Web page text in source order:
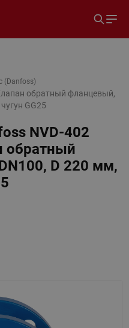
(Danfoss)
обратный фланцевый,
GG25
NVD-402
обратный
D 220 мм,